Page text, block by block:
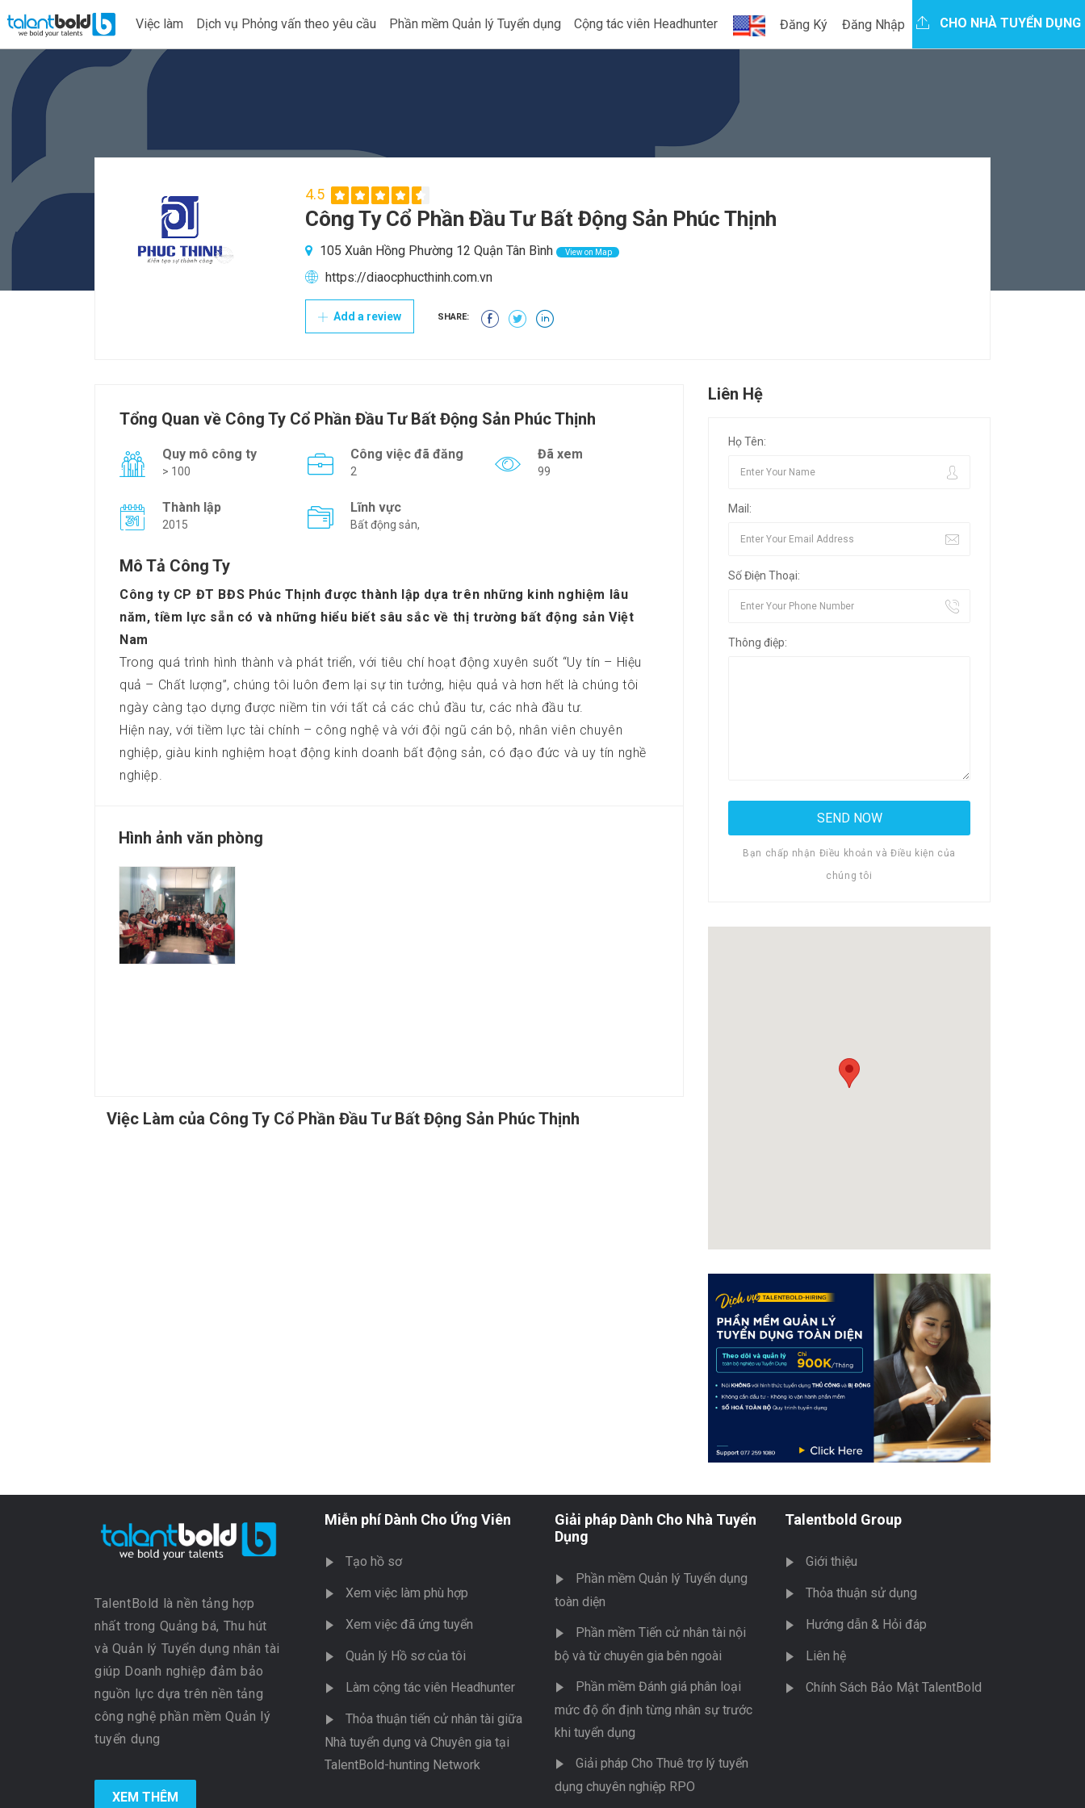
Việc làm Dịch vụ Phỏng vấn theo yêu cầu Phần mềm Quản lý Tuyển dụng Cộng tác viên Headhunter Đăng Ký Đăng Nhập CHO NHÀ TUYỂN DỤNG
4.5
Công Ty Cổ Phần Đầu Tư Bất Động Sản Phúc Thịnh
105 Xuân Hồng Phường 12 Quận Tân Bình View on Map
https://diaocphucthinh.com.vn
Add a review SHARE:
Tổng Quan về Công Ty Cổ Phần Đầu Tư Bất Động Sản Phúc Thịnh
Quy mô công ty
> 100
Công việc đã đăng
2
Đã xem
99
Thành lập
2015
Lĩnh vực
Bất động sản,
Mô Tả Công Ty
Công ty CP ĐT BĐS Phúc Thịnh được thành lập dựa trên những kinh nghiệm lâu
năm, tiềm lực sẵn có và những hiểu biết sâu sắc về thị trường bất động sản Việt
Nam
Trong quá trình hình thành và phát triển, với tiêu chí hoạt động xuyên suốt “Uy tín – Hiệu
quả – Chất lượng”, chúng tôi luôn đem lại sự tin tưởng, hiệu quả và hơn hết là chúng tôi
ngày càng tạo dựng được niềm tin với tất cả các chủ đầu tư, các nhà đầu tư.
Hiện nay, với tiềm lực tài chính – công nghệ và với đội ngũ cán bộ, nhân viên chuyên
nghiệp, giàu kinh nghiệm hoạt động kinh doanh bất động sản, có đạo đức và uy tín nghề
nghiệp.
Hình ảnh văn phòng
Việc Làm của Công Ty Cổ Phần Đầu Tư Bất Động Sản Phúc Thịnh
Liên Hệ
Họ Tên:
Mail:
Số Điện Thoại:
Thông điệp:
Bạn chấp nhận Điều khoản và Điều kiện của
chúng tôi
TalentBold là nền tảng hợp
nhất trong Quảng bá, Thu hút
và Quản lý Tuyển dụng nhân tài
giúp Doanh nghiệp đảm bảo
nguồn lực dựa trên nền tảng
công nghệ phần mềm Quản lý
tuyển dụng
XEM THÊM
Miễn phí Dành Cho Ứng Viên
Tạo hồ sơ
Xem việc làm phù hợp
Xem việc đã ứng tuyển
Quản lý Hồ sơ của tôi
Làm cộng tác viên Headhunter
Thỏa thuận tiến cử nhân tài giữa
Nhà tuyển dụng và Chuyên gia tại
TalentBold-hunting Network
Giải pháp Dành Cho Nhà Tuyển
Dụng
Phần mềm Quản lý Tuyển dụng
toàn diện
Phần mềm Tiến cử nhân tài nội
bộ và từ chuyên gia bên ngoài
Phần mềm Đánh giá phân loại
mức độ ổn định từng nhân sự trước
khi tuyển dụng
Giải pháp Cho Thuê trợ lý tuyển
dụng chuyên nghiệp RPO
Talentbold Group
Giới thiệu
Thỏa thuận sử dụng
Hướng dẫn & Hỏi đáp
Liên hệ
Chính Sách Bảo Mật TalentBold